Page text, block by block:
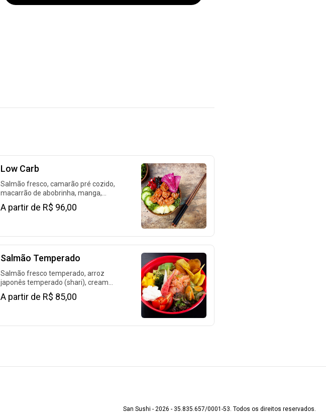
Low Carb
Salmão fresco, camarão pré cozido,
macarrão de abobrinha, manga,
abacate, tomate sweet grape, crispy
de couve, chips de batata doce. 400g
A partir de R$ 96,00
Salmão Temperado
Salmão fresco temperado, arroz
japonês temperado (shari), cream
cheese, shimeji, manga, tomate
sweet grape, sunomono, chips de
A partir de R$ 85,00
San Sushi - 2026 - 35.835.657/0001-53. Todos os direitos reservados.